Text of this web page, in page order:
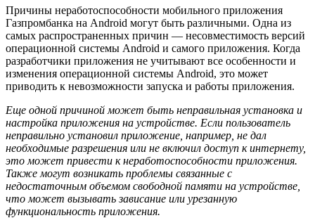
Причины неработоспособности мобильного приложения
Газпромбанка на Android могут быть различными. Одна из
самых распространенных причин — несовместимость версий
операционной системы Android и самого приложения. Когда
разработчики приложения не учитывают все особенности и
изменения операционной системы Android, это может
приводить к невозможности запуска и работы приложения.
Еще одной причиной может быть неправильная установка и
настройка приложения на устройстве. Если пользователь
неправильно установил приложение, например, не дал
необходимые разрешения или не включил доступ к интернету,
это может привести к неработоспособности приложения.
Также могут возникать проблемы связанные с
недостаточным объемом свободной памяти на устройстве,
что может вызывать зависание или урезанную
функциональность приложения.